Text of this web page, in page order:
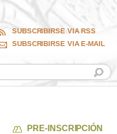
SUBSCRIBIRSE VIA RSS
SUBSCRIBIRSE VIA E-MAIL
PRE-INSCRIPCIÓN